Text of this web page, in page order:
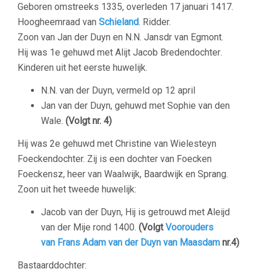
Geboren omstreeks 1335, overleden 17 januari 1417.
Hoogheemraad van Schieland. Ridder.
Zoon van Jan der Duyn en N.N. Jansdr van Egmont.
Hij was 1e gehuwd met Alijt Jacob Bredendochter‏‎.
Kinderen uit het eerste huwelijk.
N.N. van der Duyn, vermeld op 12 april
Jan van der Duyn, gehuwd met Sophie van den
Wale. (Volgt nr. 4)
Hij was 2e gehuwd met Christine van Wielesteyn
Foeckendochter. Zij is een dochter van Foecken
Foeckensz, heer van Waalwijk, Baardwijk en Sprang.
Zoon uit het tweede huwelijk:
Jacob van der Duyn, Hij is getrouwd met Aleijd
van der Mije rond 1400. (VolgtVoorouders
van Frans Adam van der Duyn van Maasdam nr.4)
Bastaarddochter: